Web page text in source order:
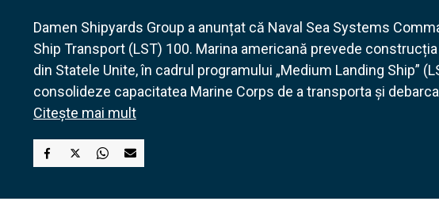
Damen Shipyards Group a anunțat că Naval Sea Systems
Ship Transport (LST) 100. Marina americană prevede
din Statele Unite, în cadrul programului „Medium Landing Ship”
consolideze capacitatea Marine Corps de a transporta și
Citește mai mult